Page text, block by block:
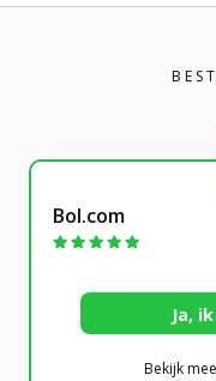
Bol.com
Bekijk